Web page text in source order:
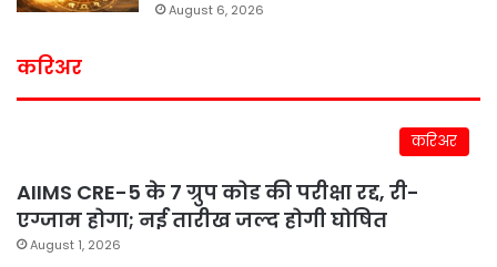
August 6, 2026
करिअर
करिअर
AIIMS CRE-5 के 7 ग्रुप कोड की परीक्षा रद्द, री-
एग्जाम होगा; नई तारीख जल्द होगी घोषित
August 1, 2026